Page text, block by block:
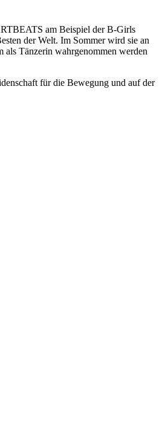
am Beispiel der B-Girls
der Welt. Im Sommer wird sie an
als Tänzerin wahrgenommen werden
für die Bewegung und auf der